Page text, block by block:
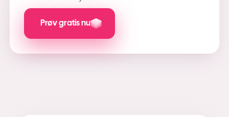
Prøv gratis nu